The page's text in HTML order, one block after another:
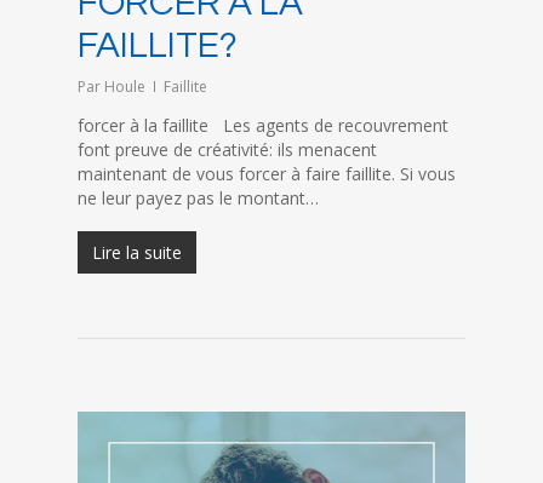
FAILLITE?
Par Houle Faillite
forcer à la faillite Les agents de recouvrement
font preuve de créativité: ils menacent
maintenant de vous forcer à faire faillite. Si vous
ne leur payez pas le montant…
Lire la suite